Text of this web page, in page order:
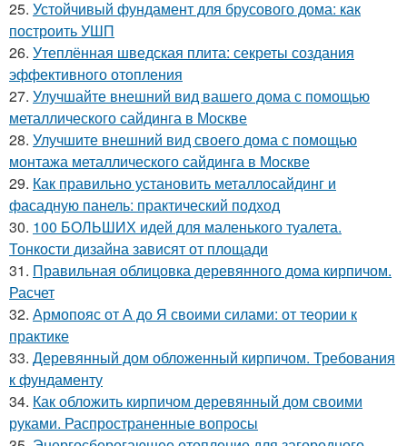
25. Устойчивый фундамент для брусового дома: как
построить УШП
26. Утеплённая шведская плита: секреты создания
эффективного отопления
27. Улучшайте внешний вид вашего дома с помощью
металлического сайдинга в Москве
28. Улучшите внешний вид своего дома с помощью
монтажа металлического сайдинга в Москве
29. Как правильно установить металлосайдинг и
фасадную панель: практический подход
30. 100 БОЛЬШИХ идей для маленького туалета.
Тонкости дизайна зависят от площади
31. Правильная облицовка деревянного дома кирпичом.
Расчет
32. Армопояс от А до Я своими силами: от теории к
практике
33. Деревянный дом обложенный кирпичом. Требования
к фундаменту
34. Как обложить кирпичом деревянный дом своими
руками. Распространенные вопросы